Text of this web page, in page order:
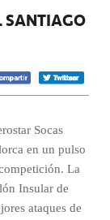
SANTIAGO
Socas
en un pulso
La
Insular de
ataques de